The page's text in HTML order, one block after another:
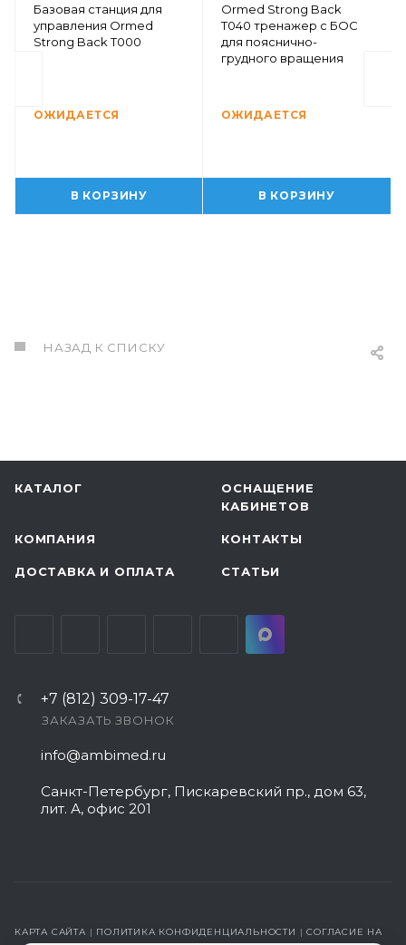
Базовая станция для
управления Ormed
Strong Back Т000
ОЖИДАЕТСЯ
В КОРЗИНУ
Ormed Strong Back
Т040 тренажер с БОС
для пояснично-
грудного вращения
ОЖИДАЕТСЯ
В КОРЗИНУ
НАЗАД К СПИСКУ
КАТАЛОГ
ОСНАЩЕНИЕ
КАБИНЕТОВ
КОМПАНИЯ КОНТАКТЫ
ДОСТАВКА И ОПЛАТА СТАТЬИ
+7 (812) 309-17-47
ЗАКАЗАТЬ ЗВОНОК
info@ambimed.ru
Санкт-Петербург, Пискаревский пр., дом 63,
лит. А, офис 201
КАРТА САЙТА | ПОЛИТИКА КОНФИДЕНЦИАЛЬНОСТИ |СОГЛАСИЕ НА